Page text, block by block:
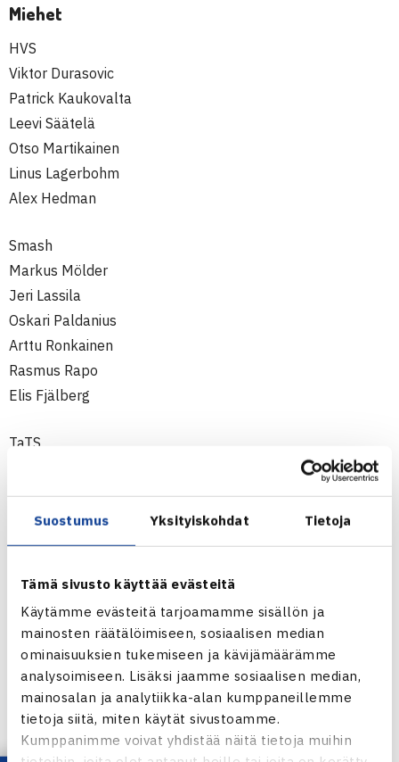
Suostumus Yksityiskohdat Tietoja
Tämä sivusto käyttää evästeitä
Käytämme evästeitä tarjoamamme sisällön ja
mainosten räätälöimiseen, sosiaalisen median
ominaisuuksien tukemiseen ja kävijämäärämme
analysoimiseen. Lisäksi jaamme sosiaalisen median,
mainosalan ja analytiikka-alan kumppaneillemme
tietoja siitä, miten käytät sivustoamme.
Kumppanimme voivat yhdistää näitä tietoja muihin
Miehet
HVS
Viktor Durasovic
Patrick Kaukovalta
Leevi Säätelä
Otso Martikainen
Linus Lagerbohm
Alex Hedman
Smash
Markus Mölder
Jeri Lassila
Oskari Paldanius
Arttu Ronkainen
Rasmus Rapo
Elis Fjälberg
TaTS
Peetu Pohjola
Lauri Kiiski
Hermanni Tiainen
Veikka Järvinen
TVS
Leo Borg
Adam Heinonen
Eero Vasa
Tuomas Rikkonen